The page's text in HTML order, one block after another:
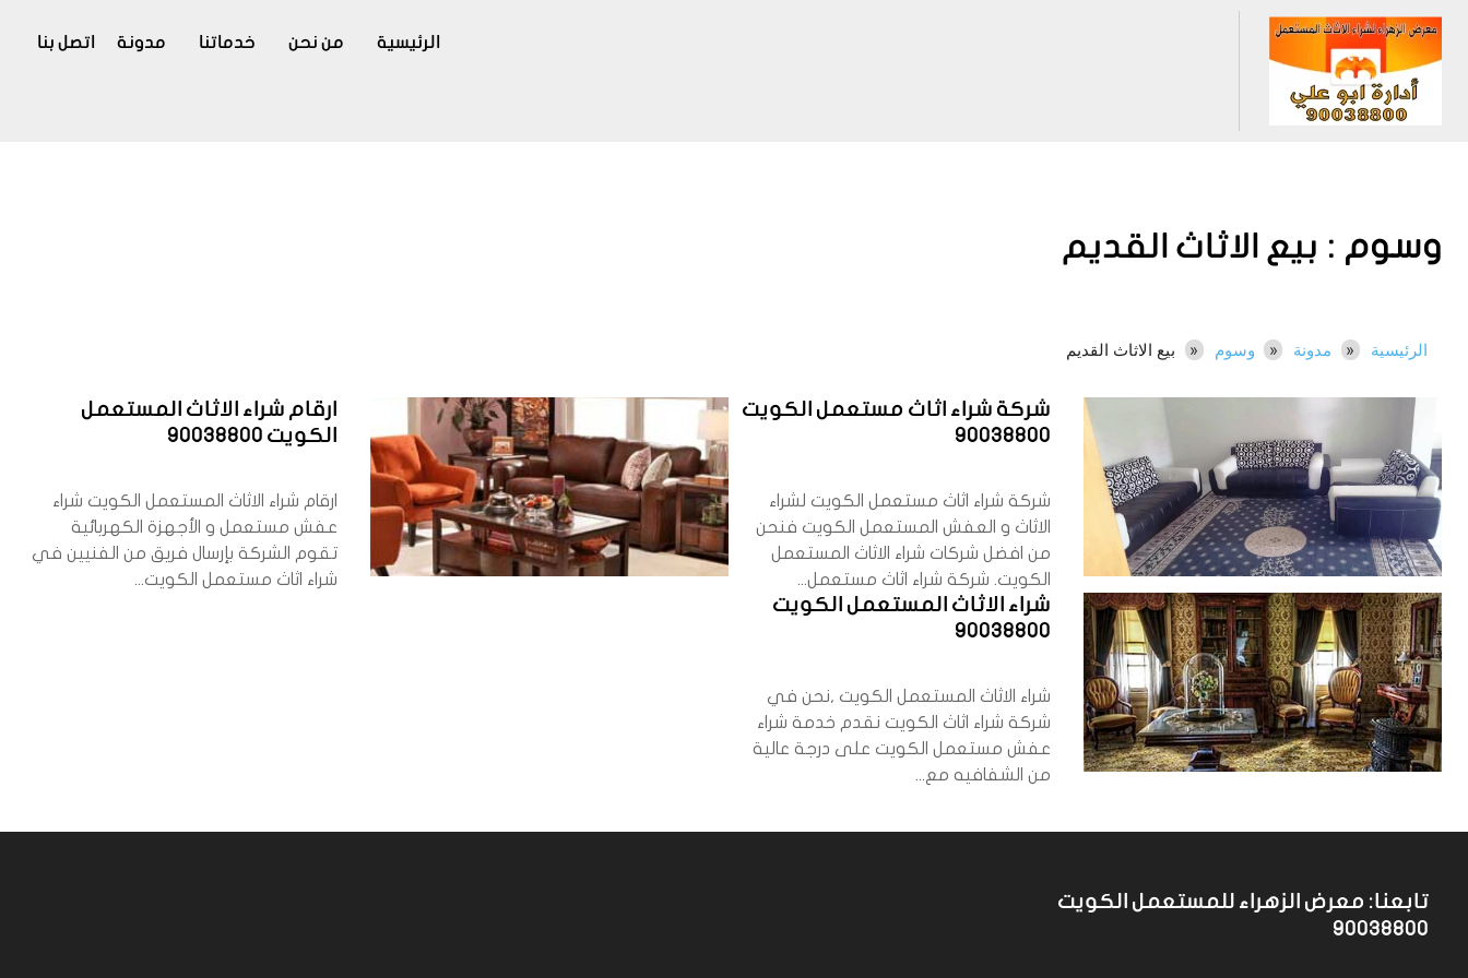
الرئيسية من نحن خدماتنا مدونة اتصل بنا
وسوم : بيع الاثاث القديم
الرئيسية مدونة وسوم بيع الاثاث القديم
شركة شراء اثاث مستعمل الكويت
90038800
شركة شراء اثاث مستعمل الكويت لشراء
الاثاث و العفش المستعمل الكويت فنحن
من افضل شركات شراء الاثاث المستعمل
الكويت. شركة شراء اثاث مستعمل...
ارقام شراء الاثاث المستعمل
الكويت 90038800
ارقام شراء الاثاث المستعمل الكويت شراء
عفش مستعمل و الأجهزة الكهربائية
تقوم الشركة بإرسال فريق من الفنيين في
شراء اثاث مستعمل الكويت...
شراء الاثاث المستعمل الكويت
90038800
شراء الاثاث المستعمل الكويت ,نحن في
شركة شراء اثاث الكويت نقدم خدمة شراء
عفش مستعمل الكويت على درجة عالية
من الشفافيه مع...
تابعنا: معرض الزهراء للمستعمل الكويت
90038800